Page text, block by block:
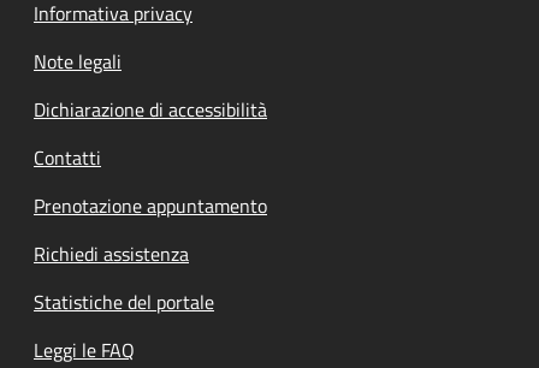
Informativa privacy
Note legali
Dichiarazione di accessibilità
Contatti
Prenotazione appuntamento
Richiedi assistenza
Statistiche del portale
Leggi le FAQ